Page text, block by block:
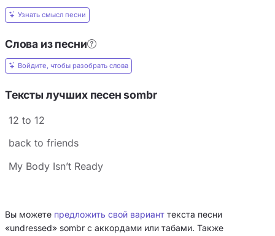
Узнать смысл песни
Слова из песни
Войдите, чтобы разобрать слова
Тексты лучших песен sombr
12 to 12
back to friends
My Body Isn’t Ready
Вы можете предложить свой вариант текста песни
«undressed» sombr с аккордами или табами. Также